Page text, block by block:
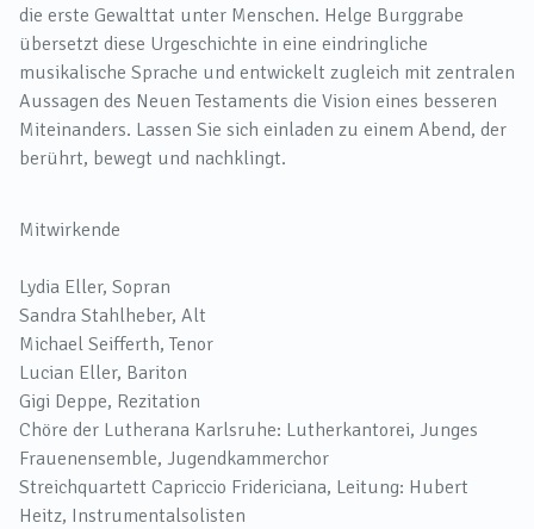
die erste Gewalttat unter Menschen. Helge Burggrabe
übersetzt diese Urgeschichte in eine eindringliche
musikalische Sprache und entwickelt zugleich mit zentralen
Aussagen des Neuen Testaments die Vision eines besseren
Miteinanders. Lassen Sie sich einladen zu einem Abend, der
berührt, bewegt und nachklingt.
Mitwirkende
Lydia Eller, Sopran
Sandra Stahlheber, Alt
Michael Seifferth, Tenor
Lucian Eller, Bariton
Gigi Deppe, Rezitation
Chöre der Lutherana Karlsruhe: Lutherkantorei, Junges
Frauenensemble, Jugendkammerchor
Streichquartett Capriccio Fridericiana, Leitung: Hubert
Heitz, Instrumentalsolisten